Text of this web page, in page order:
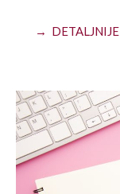
→ DETALJNIJE